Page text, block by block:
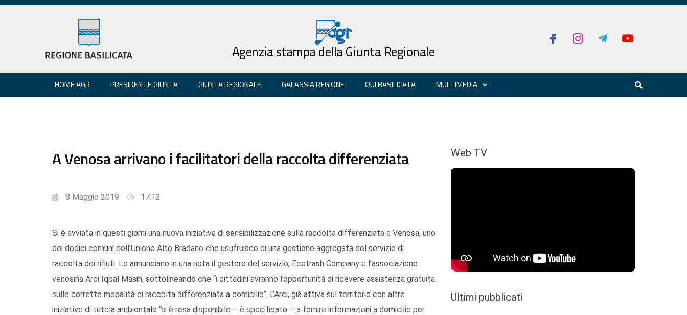
Agenzia stampa della Giunta Regionale
HOME AGR PRESIDENTE GIUNTA GIUNTA REGIONALE GALASSIA REGIONE QUI BASILICATA MULTIMEDIA
A Venosa arrivano i facilitatori della raccolta differenziata
8 Maggio 2019 17:12
Si è avviata in questi giorni una nuova iniziativa di sensibilizzazione sulla raccolta differenziata a Venosa, uno
dei dodici comuni dell’Unione Alto Bradano che usufruisce di una gestione aggregata del servizio di
raccolta dei rifiuti. Lo annunciano in una nota il gestore del servizio, Ecotrash Company e l’associazione
venosina Arci Iqbal Masih, sottolineando che “i cittadini avranno l’opportunità di ricevere assistenza gratuita
sulle corrette modalità di raccolta differenziata a domicilio”. L’Arci, già attiva sul territorio con altre
iniziative di tutela ambientale “si è resa disponibile – è specificato – a fornire informazioni a domicilio per
Web TV
Ultimi pubblicati